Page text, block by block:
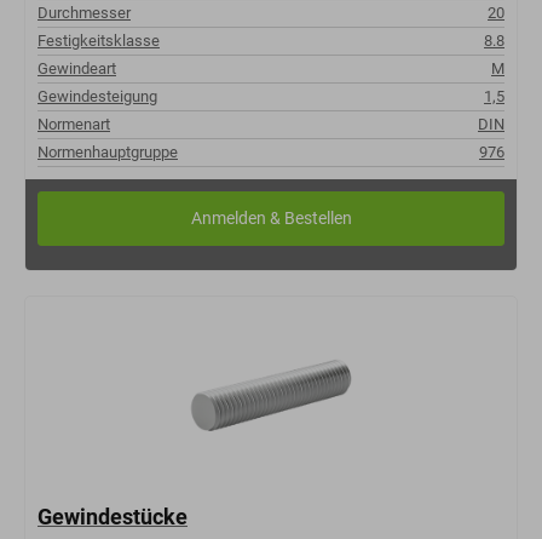
Durchmesser
20
Festigkeitsklasse
8.8
Gewindeart
M
Gewindesteigung
1,5
Normenart
DIN
Normenhauptgruppe
976
Gewindestücke